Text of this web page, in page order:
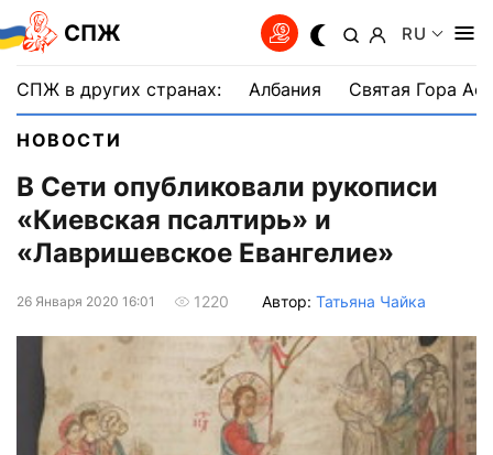
СПЖ RU
СПЖ в других странах: Албания Святая Гора
НОВОСТИ
В Сети опубликовали рукописи
«Киевская псалтирь» и
«Лавришевское Евангелие»
26 Января 2020 16:01 1220 Автор: Татьяна Чайка